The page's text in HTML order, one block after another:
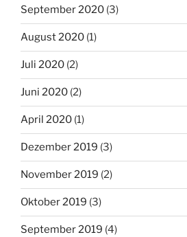
September 2020 (3)
August 2020 (1)
Juli 2020 (2)
Juni 2020 (2)
April 2020 (1)
Dezember 2019 (3)
November 2019 (2)
Oktober 2019 (3)
September 2019 (4)